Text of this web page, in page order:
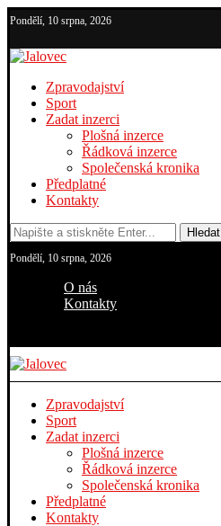
Pondělí, 10 srpna, 2026
Zpravodajství
Sport
Zadat inzerci
Plošná inzerce
Řádková inzerce
Společenská kronika
Předplatné
Kontakty
Hledat
Pondělí, 10 srpna, 2026
O nás
Kontakty
Zpravodajství
Sport
Zadat inzerci
Plošná inzerce
Řádková inzerce
Společenská kronika
Předplatné
Kontakty